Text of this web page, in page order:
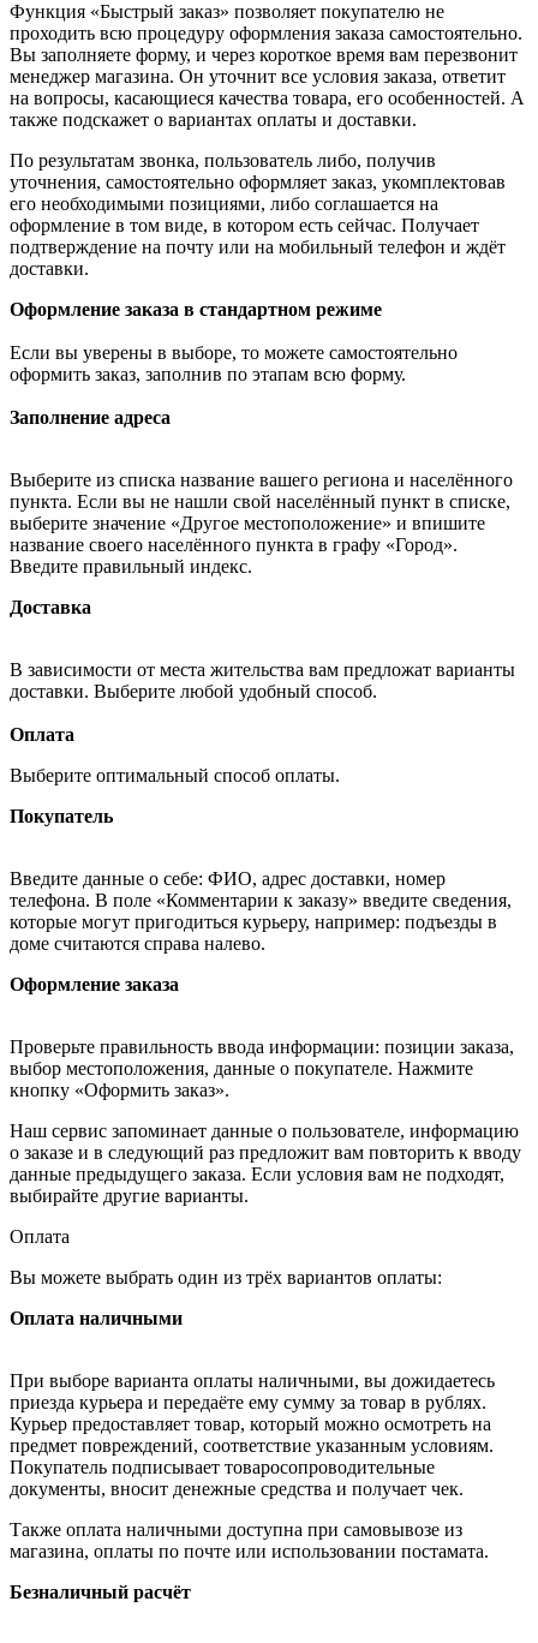
Функция «Быстрый заказ» позволяет покупателю не
проходить всю процедуру оформления заказа самостоятельно.
Вы заполняете форму, и через короткое время вам перезвонит
менеджер магазина. Он уточнит все условия заказа, ответит
на вопросы, касающиеся качества товара, его особенностей. А
также подскажет о вариантах оплаты и доставки.
По результатам звонка, пользователь либо, получив
уточнения, самостоятельно оформляет заказ, укомплектовав
его необходимыми позициями, либо соглашается на
оформление в том виде, в котором есть сейчас. Получает
подтверждение на почту или на мобильный телефон и ждёт
доставки.
Оформление заказа в стандартном режиме
Если вы уверены в выборе, то можете самостоятельно
оформить заказ, заполнив по этапам всю форму.
Заполнение адреса
Выберите из списка название вашего региона и населённого
пункта. Если вы не нашли свой населённый пункт в списке,
выберите значение «Другое местоположение» и впишите
название своего населённого пункта в графу «Город».
Введите правильный индекс.
Доставка
В зависимости от места жительства вам предложат варианты
доставки. Выберите любой удобный способ.
Оплата
Выберите оптимальный способ оплаты.
Покупатель
Введите данные о себе: ФИО, адрес доставки, номер
телефона. В поле «Комментарии к заказу» введите сведения,
которые могут пригодиться курьеру, например: подъезды в
доме считаются справа налево.
Оформление заказа
Проверьте правильность ввода информации: позиции заказа,
выбор местоположения, данные о покупателе. Нажмите
кнопку «Оформить заказ».
Наш сервис запоминает данные о пользователе, информацию
о заказе и в следующий раз предложит вам повторить к вводу
данные предыдущего заказа. Если условия вам не подходят,
выбирайте другие варианты.
Оплата
Вы можете выбрать один из трёх вариантов оплаты:
Оплата наличными
При выборе варианта оплаты наличными, вы дожидаетесь
приезда курьера и передаёте ему сумму за товар в рублях.
Курьер предоставляет товар, который можно осмотреть на
предмет повреждений, соответствие указанным условиям.
Покупатель подписывает товаросопроводительные
документы, вносит денежные средства и получает чек.
Также оплата наличными доступна при самовывозе из
магазина, оплаты по почте или использовании постамата.
Безналичный расчёт